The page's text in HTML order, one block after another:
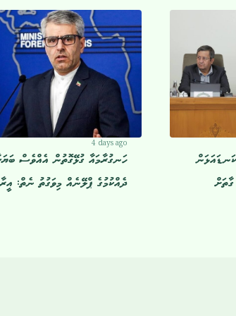
4 days ago
ހަނގުރާމައާ ގުޅޭގޮތުން އެއްވެސް
ދެއްކުމުގެ ޕްލޭނެއް މިވަގުތު ނެތް: